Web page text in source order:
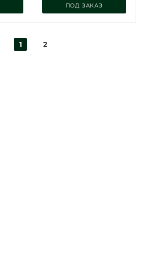
ПОД ЗАКАЗ
1 2